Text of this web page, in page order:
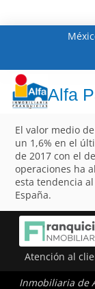
Alfa
El valor medio
un 1,6% en el
de 2017 con el
operaciones ha
esta tendencia
España.
Atención al
Inmobiliaria de